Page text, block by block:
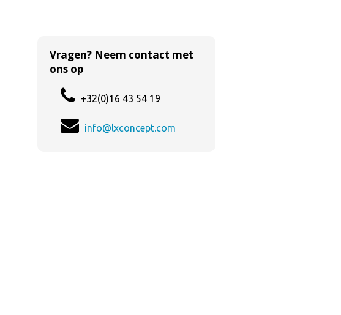
Vragen? Neem contact met
ons op
+32(0)16 43 54 19
info@lxconcept.com